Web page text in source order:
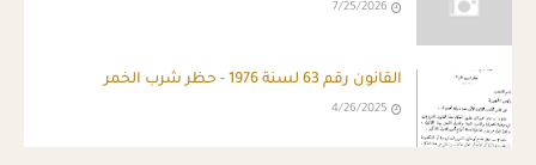
7/25/2026
القانون رقم 63 لسنة 1976 - حظر شرب الخمر
4/26/2025